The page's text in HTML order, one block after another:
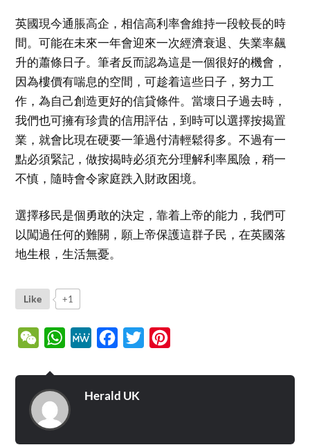
英國現今通脹高企，相信高利率會維持一段較長的時
間。可能在未來一年會迎來一次經濟衰退、失業率飆
升的蕭條日子。筆者反而認為這是一個很好的機會，
因為樓價有喘息的空間，可趁着這些日子，努力工
作，為自己創造更好的信貸條件。當壞日子過去時，
我們也可擁有珍貴的信用評估，到時可以選擇按揭置
業，就會比現在硬要一筆過付清輕鬆得多。不過有一
點必須緊記，做按揭時必須充分理解利率風險，稍一
不慎，隨時會令家庭跌入財政困境。
選擇移民是個勇敢的決定，靠着上帝的能力，我們可
以闖過任何的難關，願上帝保護這群子民，在英國落
地生根，生活無憂。
Like +1
WeChatWhatsApp
MeWe Facebook
Twitter
Herald UK